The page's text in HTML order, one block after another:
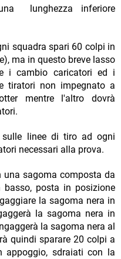
lunghezza inferiore
squadra spari 60 colpi in
ma in questo breve lasso
i cambio caricatori ed i
tiratori non impegnato a
mentre l'altro dovrà
sulle linee di tiro ad ogni
necessari alla prova.
una sagoma composta da
posta in posizione
la sagoma nera in
la sagoma nera in
la sagoma nera al
quindi sparare 20 colpi a
appoggio, sdraiati con la